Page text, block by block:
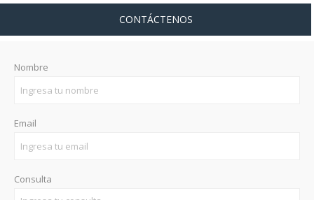
CONTÁCTENOS
Nombre
Email
Consulta